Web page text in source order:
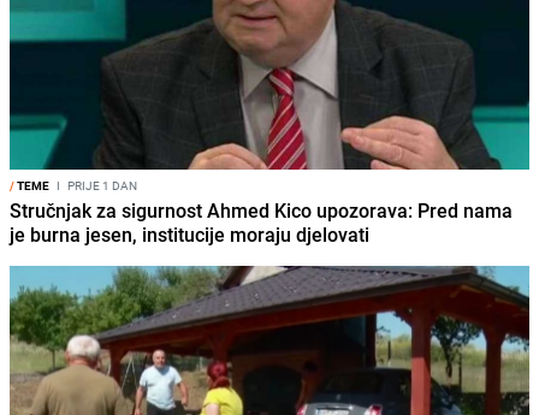
/TEME I PRIJE 1 DAN
Stručnjak za sigurnost Ahmed Kico upozorava: Pred nama
je burna jesen, institucije moraju djelovati